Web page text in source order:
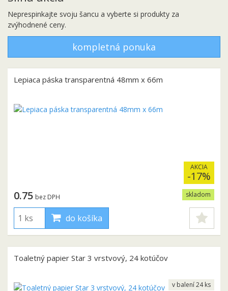
Neprespinkajte svoju šancu a vyberte si produkty za
zvýhodnené ceny.
kompletná ponuka
Lepiaca páska transparentná 48mm x 66m
AKCIA
-17%
skladom
0.75 bez DPH
do košíka
Toaletný papier Star 3 vrstvový, 24 kotúčov
v balení 24 ks